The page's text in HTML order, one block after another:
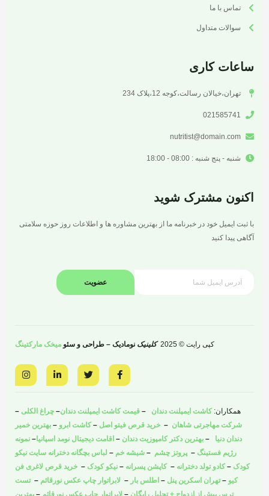
تماس با ما
سوالات متداول
ساعات کاری
تهران،خیالان رسالت،کوجه 12،پلاک 234
021585741
nutritist@domain.com
شنبه - پنج شنبه : 08:00 - 18:00
اکنون مشترک شوید
با ثبت ایمیل خود در خبرنامه ما از بهترین مشاوره ها و اطلاعات روز حوزه سلامتی
آگاهی پیدا کنید
عضویت
کپی رایت © 2025 کلینیک نومادیک – طراحی و سئو میخک مارکتینگ
F
a
c
o
o
k
-
w
i
e
r
L
i
n
d
-
n
I
n
s
g
r
a
m
همکاران: کاشت ایمپلنت دندان – قیمت کاشت ایمپلنت دندان– چراغ الکلی –
شرکت مهاجرتی شاهان – خرید قرص فیتو اصل –کاشت ابرو – بهترین خمیر
دندان دنیا – بهترین دکتر کامپوزیت دندان – اقامت دیجیتال نومد اسپانیا– نمونه
رژیم فستینگ – پروتز چشم – شیشه خم – لباس بچگانه دخترانه سایت نیکو
کودک –کادو تولد دخترانه –کاپشن پسرانه – نیکو کودک – خرید قرص لاغری فن
کیو –تهران اسکرین پنل – اطلس بار – لابراتوار چاپ عکس نورقائم –تست
ترس پیش از ازدواج + تحلیل رایگان – لابراتوار چاپ عکس نورقائم – بهترین